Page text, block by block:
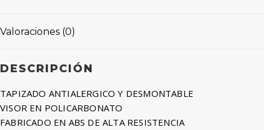
Valoraciones (0)
DESCRIPCIÓN
TAPIZADO ANTIALERGICO Y DESMONTABLE
VISOR EN POLICARBONATO
FABRICADO EN ABS DE ALTA RESISTENCIA